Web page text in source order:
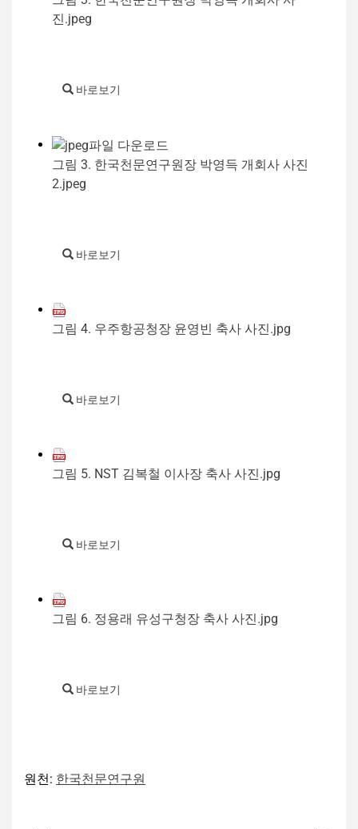
진.jpeg
바로보기
그림 3. 한국천문연구원장 박영득 개회사 사진
2.jpeg
바로보기
그림 4. 우주항공청장 윤영빈 축사 사진.jpg
바로보기
그림 5. NST 김복철 이사장 축사 사진.jpg
바로보기
그림 6. 정용래 유성구청장 축사 사진.jpg
바로보기
원천: 한국천문연구원